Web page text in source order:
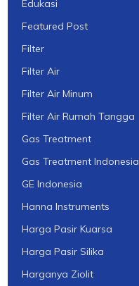
Edukasi
Featured Post
Filter
Filter Air
Filter Air Minum
Filter Air Rumah Tangga
Gas Treatment
Gas Treatment Indonesia
GE Indonesia
Hanna Instruments
Harga Pasir Kuarsa
Harga Pasir Silika
Harganya Ziolit